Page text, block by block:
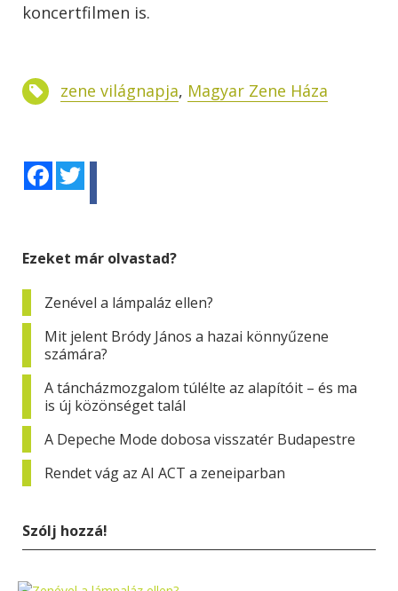
koncertfilmen is.
zene világnapja, Magyar Zene Háza
Facebook
Ezeket már olvastad?
Zenével a lámpaláz ellen?
Mit jelent Bródy János a hazai könnyűzene
számára?
A táncházmozgalom túlélte az alapítóit – és ma
is új közönséget talál
A Depeche Mode dobosa visszatér Budapestre
Rendet vág az AI ACT a zeneiparban
Szólj hozzá!